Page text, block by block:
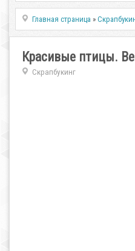
Главная страница »
Красивые птицы.
Скрапбукинг